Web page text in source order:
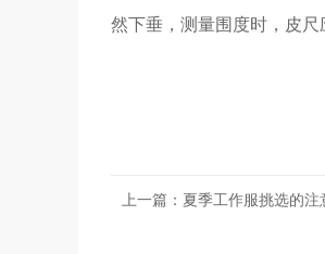
然下垂，测量围度时，皮
上一篇： 夏季工作服挑选的注